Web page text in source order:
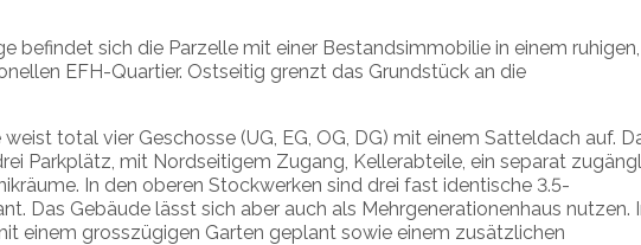
befindet sich die Parzelle mit einer Bestandsimmobilie in einem ruhigen,
EFH-Quartier. Ostseitig grenzt das Grundstück an die
total vier Geschosse (UG, EG, OG, DG) mit einem Satteldach auf.
Parkplätz, mit Nordseitigem Zugang, Kellerabteile, ein separat
In den oberen Stockwerken sind drei fast identische 3.5-
Das Gebäude lässt sich aber auch als Mehrgenerationenhaus nutzen.
einem grosszügigen Garten geplant sowie einem zusätzlichen